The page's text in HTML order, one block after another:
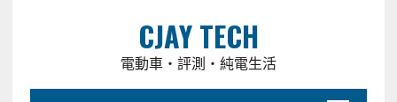
CJAY TECH
電動車・評測・純電生活